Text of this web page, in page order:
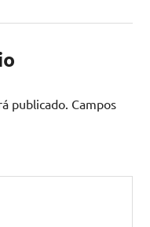
publicado. Campos